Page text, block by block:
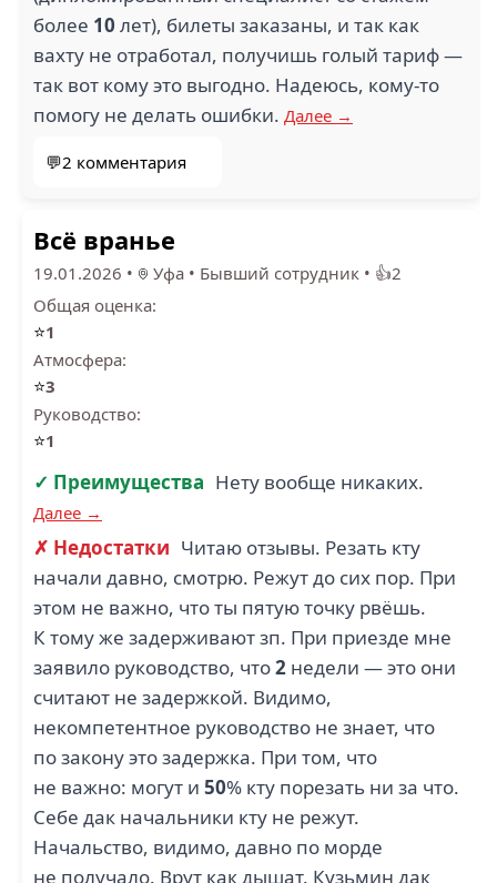
более 10 лет), билеты заказаны, и так как
вахту не отработал, получишь голый тариф —
так вот кому это выгодно. Надеюсь, кому-то
помогу не делать ошибки. Далее →
💬2 комментария
Всё вранье
19.01.2026 • Уфа • Бывший сотрудник • 👍2
Общая оценка:
⭐1
Атмосфера:
⭐3
Руководство:
⭐1
✓ Преимущества Нету вообще никаких.
Далее →
✗ Недостатки Читаю отзывы. Резать кту
начали давно, смотрю. Режут до сих пор. При
этом не важно, что ты пятую точку рвёшь.
К тому же задерживают зп. При приезде мне
заявило руководство, что2 недели — это они
считают не задержкой. Видимо,
некомпетентное руководство не знает, что
по закону это задержка. При том, что
не важно: могут и 50% кту порезать ни за что.
Себе дак начальники кту не режут.
Начальство, видимо, давно по морде
не получало. Врут как дышат. Кузьмин дак